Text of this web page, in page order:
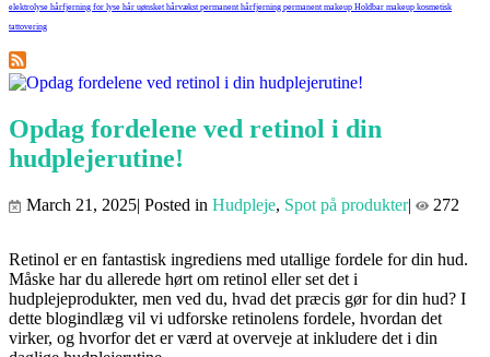
elektrolyse hårfjerning for lyse hår uønsket hårvækst permanent hårfjerning permanent makeup Holdbar makeup kosmetisk
tattovering
Opdag fordelene ved retinol i din
hudplejerutine!
March 21, 2025| Posted in Hudpleje, Spot på produkter| 272
Retinol er en fantastisk ingrediens med utallige fordele for din hud.
Måske har du allerede hørt om retinol eller set det i
hudplejeprodukter, men ved du, hvad det præcis gør for din hud? I
dette blogindlæg vil vi udforske retinolens fordele, hvordan det
virker, og hvorfor det er værd at overveje at inkludere det i din